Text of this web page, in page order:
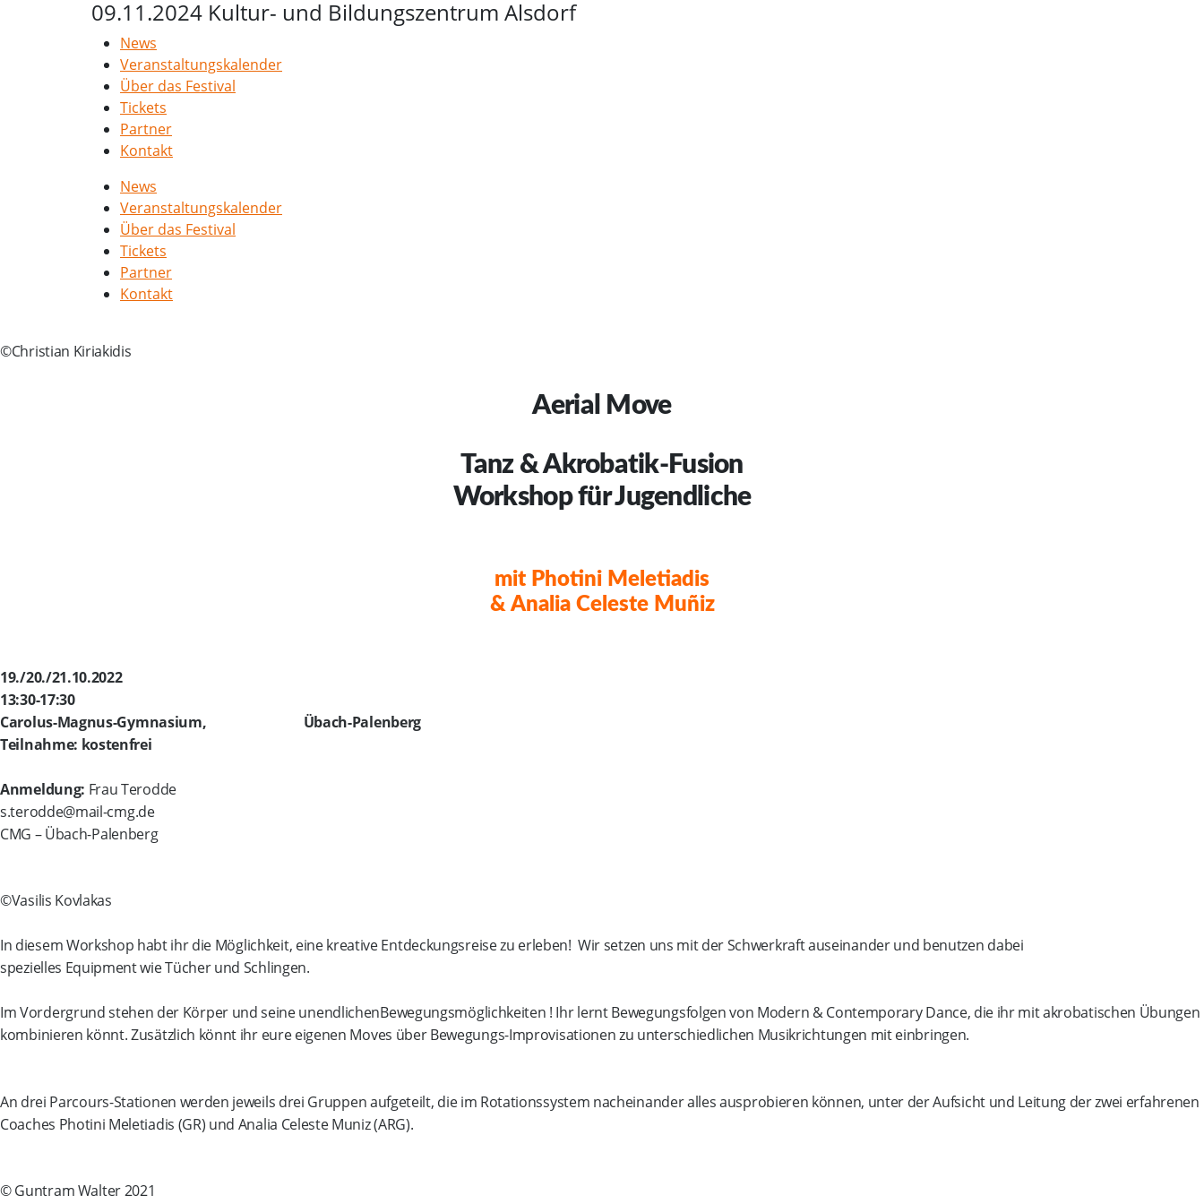
09.11.2024 Kultur- und Bildungszentrum Alsdorf
News
Veranstaltungskalender
Über das Festival
Tickets
Partner
Kontakt
News
Veranstaltungskalender
Über das Festival
Tickets
Partner
Kontakt
©Christian Kiriakidis
Aerial Move
Tanz & Akrobatik-Fusion
Workshop für Jugendliche
mit Photini Meletiadis
& Analia Celeste Muñiz
19./20./21.10.2022
13:30-17:30
Carolus-Magnus-Gymnasium, Übach-Palenberg
Teilnahme: kostenfrei
Anmeldung: Frau Terodde
s.terodde@mail-cmg.de
CMG – Übach-Palenberg
©Vasilis Kovlakas
In diesem Workshop habt ihr die Möglichkeit, eine kreative Entdeckungsreise zu erleben! Wir setzen uns mit der Schwerkraft auseinander und benutzen dabei
spezielles Equipment wie Tücher und Schlingen.
Im Vordergrund stehen der Körper und seine unendlichenBewegungsmöglichkeiten ! Ihr lernt Bewegungsfolgen von Modern & Contemporary Dance, die ihr mit akrobatischen Übungen
kombinieren könnt. Zusätzlich könnt ihr eure eigenen Moves über Bewegungs-Improvisationen zu unterschiedlichen Musikrichtungen mit einbringen.
An drei Parcours-Stationen werden jeweils drei Gruppen aufgeteilt, die im Rotationssystem nacheinander alles ausprobieren können, unter der Aufsicht und Leitung der zwei erfahrenen
Coaches Photini Meletiadis (GR) und Analia Celeste Muniz (ARG).
© Guntram Walter 2021